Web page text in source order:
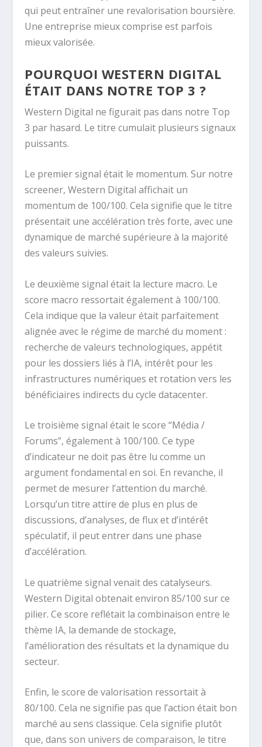
qui peut entraîner une revalorisation boursière.
Une entreprise mieux comprise est parfois
mieux valorisée.
POURQUOI WESTERN DIGITAL
ÉTAIT DANS NOTRE TOP 3 ?
Western Digital ne figurait pas dans notre Top
3 par hasard. Le titre cumulait plusieurs signaux
puissants.
Le premier signal était le momentum. Sur notre
screener, Western Digital affichait un
momentum de 100/100. Cela signifie que le titre
présentait une accélération très forte, avec une
dynamique de marché supérieure à la majorité
des valeurs suivies.
Le deuxième signal était la lecture macro. Le
score macro ressortait également à 100/100.
Cela indique que la valeur était parfaitement
alignée avec le régime de marché du moment :
recherche de valeurs technologiques, appétit
pour les dossiers liés à l’IA, intérêt pour les
infrastructures numériques et rotation vers les
bénéficiaires indirects du cycle datacenter.
Le troisième signal était le score “Média /
Forums”, également à 100/100. Ce type
d’indicateur ne doit pas être lu comme un
argument fondamental en soi. En revanche, il
permet de mesurer l’attention du marché.
Lorsqu’un titre attire de plus en plus de
discussions, d’analyses, de flux et d’intérêt
spéculatif, il peut entrer dans une phase
d’accélération.
Le quatrième signal venait des catalyseurs.
Western Digital obtenait environ 85/100 sur ce
pilier. Ce score reflétait la combinaison entre le
thème IA, la demande de stockage,
l’amélioration des résultats et la dynamique du
secteur.
Enfin, le score de valorisation ressortait à
80/100. Cela ne signifie pas que l’action était bon
marché au sens classique. Cela signifie plutôt
que, dans son univers de comparaison, le titre